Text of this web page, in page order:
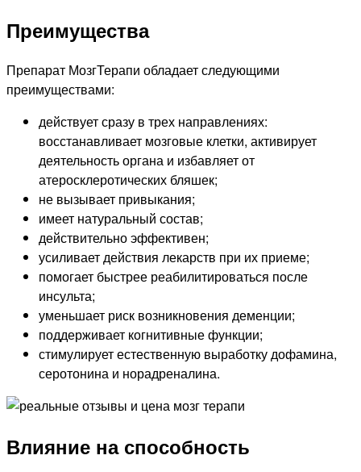
Преимущества
Препарат МозгТерапи обладает следующими
преимуществами:
действует сразу в трех направлениях:
восстанавливает мозговые клетки, активирует
деятельность органа и избавляет от
атеросклеротических бляшек;
не вызывает привыкания;
имеет натуральный состав;
действительно эффективен;
усиливает действия лекарств при их приеме;
помогает быстрее реабилитироваться после
инсульта;
уменьшает риск возникновения деменции;
поддерживает когнитивные функции;
стимулирует естественную выработку дофамина,
серотонина и норадреналина.
Влияние на способность